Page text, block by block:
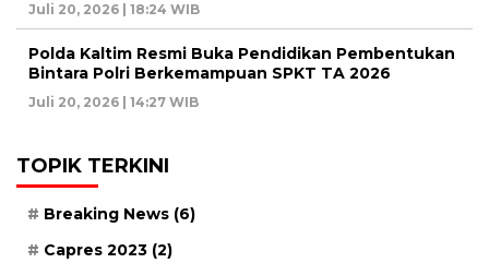
Juli 20, 2026 | 18:24 WIB
Polda Kaltim Resmi Buka Pendidikan Pembentukan
Bintara Polri Berkemampuan SPKT TA 2026
Juli 20, 2026 | 14:27 WIB
TOPIK TERKINI
Breaking News (6)
Capres 2023 (2)